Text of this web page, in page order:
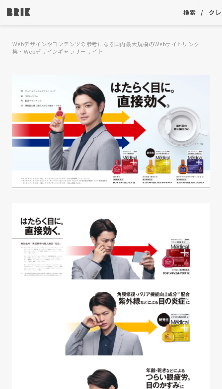
検索 ク
Webデザインやコンテンツの参考になる国内最大規模のWebサイトリンク
集・Webデザインギャラリーサイト